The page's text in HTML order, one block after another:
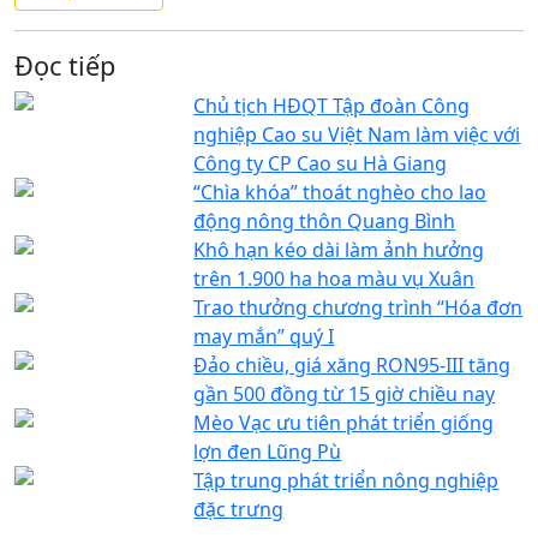
Đọc tiếp
Chủ tịch HĐQT Tập đoàn Công
nghiệp Cao su Việt Nam làm việc với
Công ty CP Cao su Hà Giang
“Chìa khóa” thoát nghèo cho lao
động nông thôn Quang Bình
Khô hạn kéo dài làm ảnh hưởng
trên 1.900 ha hoa màu vụ Xuân
Trao thưởng chương trình “Hóa đơn
may mắn” quý I
Đảo chiều, giá xăng RON95-III tăng
gần 500 đồng từ 15 giờ chiều nay
Mèo Vạc ưu tiên phát triển giống
lợn đen Lũng Pù
Tập trung phát triển nông nghiệp
đặc trưng